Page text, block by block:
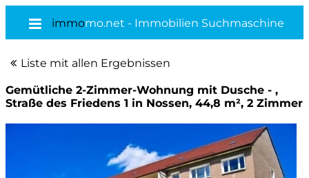
immomo.net - Immobilien Suchmaschine
Liste mit allen Ergebnissen
Gemütliche 2-Zimmer-Wohnung mit Dusche - ,
Straße des Friedens 1 in Nossen, 44,8 m², 2 Zimmer